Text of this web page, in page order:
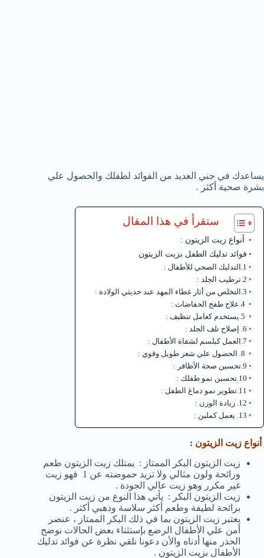
يساعدك في جني العديد من الفوائد لطفلك والحصول علي
بشرة صحية أكثر .
ستقرأ في هذا المقال
أنواع زيت الزيتون :
فوائد تدليك الطفل بزيت الزيتون
1.التدليك الصحي للأطفال :
2.ترطيب الجلد :
3.التخلص من أثار غطاء المهد عند حديثي الولادة :
6. إصلاح تلف الجلد :
7.العمل كبلسم لشفاة الأطفال :
9.تحسين صحة الأظافر :
10.تحسين نمو طفلك :
11.تطوير نمو دماغ الطفل :
12. زيادة الوزن :
13. يعمل كملين :
أنواع زيت الزيتون :
زيت الزيتون البكر الممتاز : يمتلك زيت الزيتون طعم
ورائحة ولون مثالي ولا تزيد حموضته عن 1 فهو زيت
غير مكرر وهو زيت عالي الجودة .
زيت الزيتون البكر : يأتي هذا النوع من زيت الزيتون
برائحة لطيفة وطعم أكثر سلاسة وذهبي أكثر .
يعتبر زيت الزيتون بما في ذلك البكر الممتاز ، عنصر
أمن علي الأطفال الرضع بإستثناء بعض الحالات نوضح
الحذر منها أدناه والأن دعونا نلقي نظرة عن فوائد تدليك
الأطفال بزيت الزيتون .